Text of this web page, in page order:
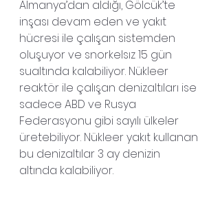
Almanya’dan aldığı, Gölcük’te
inşası devam eden ve yakıt
hücresi ile çalışan sistemden
oluşuyor ve snorkelsız 15 gün
sualtında kalabiliyor. Nükleer
reaktör ile çalışan denizaltıları ise
sadece ABD ve Rusya
Federasyonu gibi sayılı ülkeler
üretebiliyor. Nükleer yakıt kullanan
bu denizaltılar 3 ay denizin
altında kalabiliyor.